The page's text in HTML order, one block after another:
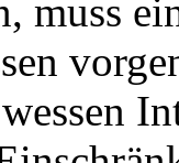
muss